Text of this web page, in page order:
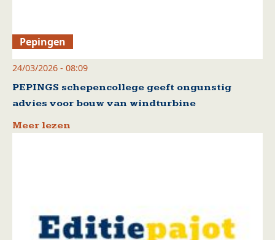
Pepingen
24/03/2026 - 08:09
PEPINGS schepencollege geeft ongunstig
advies voor bouw van windturbine
Meer lezen